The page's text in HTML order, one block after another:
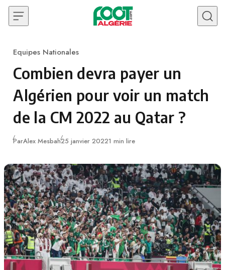
Skip to content
Category
Equipes Nationales
Combien devra payer un
Algérien pour voir un match
de la CM 2022 au Qatar ?
ParAlex MesbahPublié
25 janvier 20221 min lire